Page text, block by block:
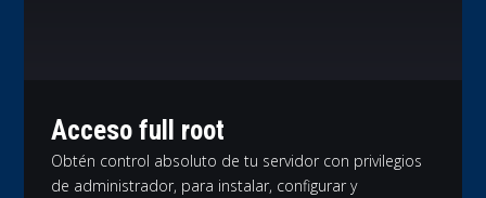
Acceso full root
Obtén control absoluto de tu servidor con privilegios
de administrador, para instalar, configurar y